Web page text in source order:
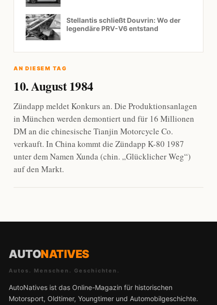
Stellantis schließt Douvrin: Wo der
legendäre PRV-V6 entstand
AN DIESEM TAG
10. August 1984
Zündapp meldet Konkurs an. Die Produktionsanlagen
in München werden demontiert und für 16 Millionen
DM an die chinesische Tianjin Motorcycle Co.
verkauft. In China kommt die Zündapp K-80 1987
unter dem Namen Xunda (chin. „Glücklicher Weg“)
auf den Markt.
AUTONATIVES
Autos. Menschen. Geschichten.
AutoNatives ist das Online-Magazin für historischen
Motorsport, Oldtimer, Youngtimer und Automobilgeschichte.